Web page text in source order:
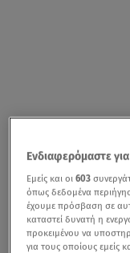
Ενδιαφερόμαστε
Εμείς και οι603
όπως δεδομένα
έχουμε πρόσβαση σε
καταστεί δυνατή η
προκειμένου να
για τους οποίους εμείς